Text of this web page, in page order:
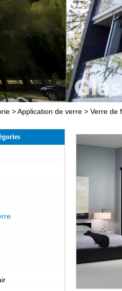
>Application de verre > Verre de